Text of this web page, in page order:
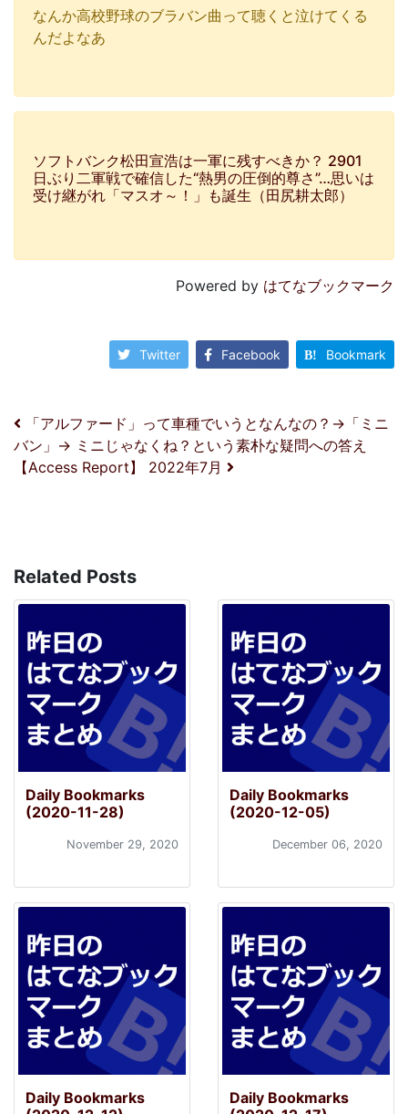
なんか高校野球のブラバン曲って聴くと泣けてくる
んだよなあ
ソフトバンク松田宣浩は一軍に残すべきか？ 2901
日ぶり二軍戦で確信した“熱男の圧倒的尊さ”…思いは
受け継がれ「マスオ～！」も誕生（田尻耕太郎）
Powered by はてなブックマーク
Twitter Facebook Bookmark
投稿ナビゲーション
「アルファード」って車種でいうとなんなの？→「ミニ
バン」→ ミニじゃなくね？という素朴な疑問への答え
【Access Report】 2022年7月
Related Posts
Daily Bookmarks
(2020-11-28)
November 29, 2020
Daily Bookmarks
(2020-12-05)
December 06, 2020
Daily Bookmarks
Daily Bookmarks